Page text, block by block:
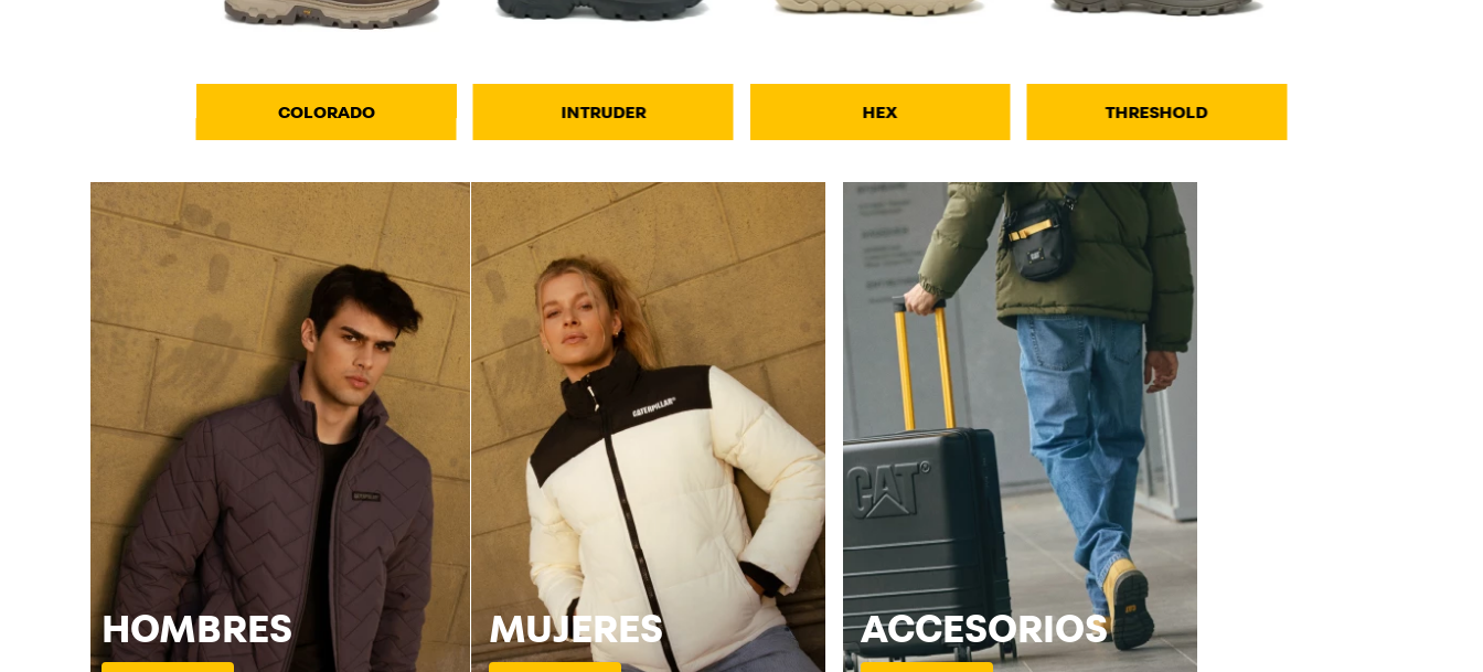
COLORADO INTRUDER HEX THRESHOLD
HOMBRES MUJERES ACCESORIOS